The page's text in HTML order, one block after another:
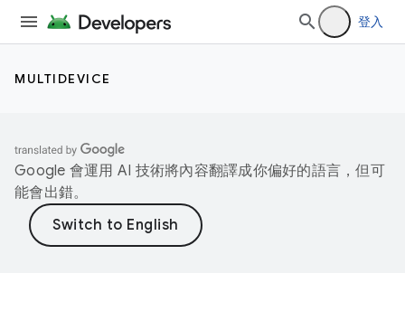
登入
MULTIDEVICE
Google 會運用 AI 技術將內容翻譯成你偏好的語言，但可
能會出錯。